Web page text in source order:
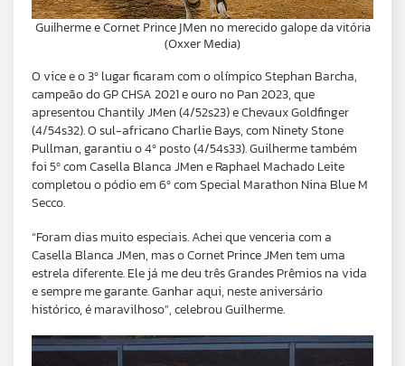
Guilherme e Cornet Prince JMen no merecido galope da vitória
(Oxxer Media)
O vice e o 3º lugar ficaram com o olímpico Stephan Barcha,
campeão do GP CHSA 2021 e ouro no Pan 2023, que
apresentou Chantily JMen (4/52s23) e Chevaux Goldfinger
(4/54s32). O sul-africano Charlie Bays, com Ninety Stone
Pullman, garantiu o 4º posto (4/54s33). Guilherme também
foi 5º com Casella Blanca JMen e Raphael Machado Leite
completou o pódio em 6º com Special Marathon Nina Blue M
Secco.
“Foram dias muito especiais. Achei que venceria com a
Casella Blanca JMen, mas o Cornet Prince JMen tem uma
estrela diferente. Ele já me deu três Grandes Prêmios na vida
e sempre me garante. Ganhar aqui, neste aniversário
histórico, é maravilhoso”, celebrou Guilherme.